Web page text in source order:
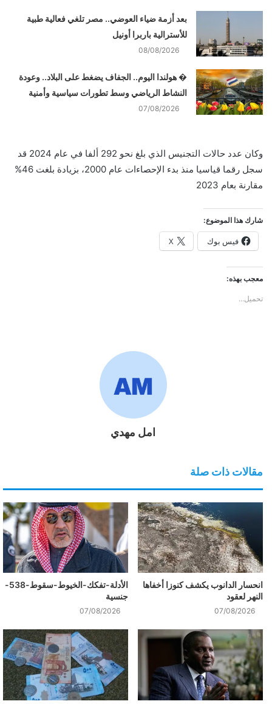
بعد أزمة ضياء العوضي.. مصر تلغي فعالية طبية
للأسترالية باربرا أونيل
08/08/2026
� هولندا اليوم.. الجفاف يضغط على البلاد.. وعودة
النشاط الرياضي وسط تطورات سياسية وأمنية
07/08/2026
وكان عدد حالات التجنيس الذي بلغ نحو 292 ألفا في عام 2024 قد
سجل رقما قياسيا منذ بدء الإحصاءات عام 2000، بزيادة بلغت 46%
مقارنة بعام 2023
شارك هذا الموضوع:
فيس بوك X
معجب بهذه:
تحميل...
امل مهدي
مقالات ذات صلة
انحسار الدانوب يكشف كنوزا أخفاها
النهر لعقود
07/08/2026
الأدلة-تفكك-الخيوط-سقوط-538-
جنسية
07/08/2026